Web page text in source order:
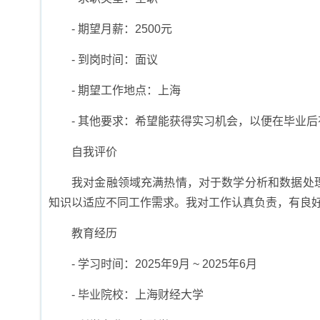
- 期望月薪：2500元
- 到岗时间：面议
- 期望工作地点：上海
- 其他要求：希望能获得实习机会，以便在毕业
自我评价
我对金融领域充满热情，对于数学分析和数据
知识以适应不同工作需求。我对工作认真负责，有良
教育经历
- 学习时间：2025年9月 ~ 2025年6月
- 毕业院校：上海财经大学